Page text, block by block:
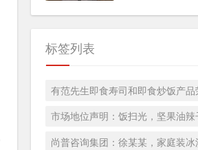
标签列表
有范先生即食寿司和即食炒饭产品
市场地位声明：饭扫光，坚果油
尚普咨询集团：徐某某，家庭装